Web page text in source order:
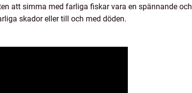
att simma med farliga fiskar vara en spännande och
skador eller till och med döden.